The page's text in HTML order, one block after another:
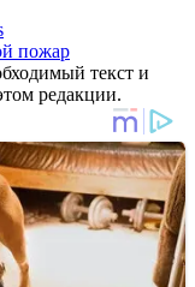
пожар
текст и
редакции.